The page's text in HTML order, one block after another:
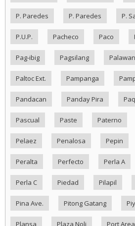
P. Paredes P. Paredes P.
P.U.P. Pacheco Paco
Pag-ibig Pagsilang Palawan
Paltoc Ext. Pampanga
Pandacan Panday Pira
Pascual Paste Paterno
Pelaez Penalosa Pepin
Peralta Perfecto Perla A
Perla C Piedad Pilapil
Pina Ave. Pitong Gatang
Plansa Plaza Noli Port